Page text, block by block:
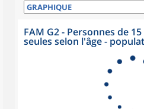
FAM G2 - Personnes de
seules selon l'âge -